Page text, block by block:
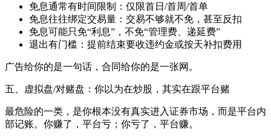
免息通常有时间限制：仅限首日/首周/首单
免息往往绑定交易量：交易不够就不免，甚至反扣
免息可能只免“利息”，不免“管理费、递延费”
退出有门槛：提前结束要收违约金或按天补扣费用
广告给你的是一句话，合同给你的是一张网。
五、虚拟盘/对赌盘：你以为在炒股，其实在跟平台赌
最危险的一类，是你根本没有真实进入证券市场，而是平台内
部记账。你赚了，平台亏；你亏了，平台赚。